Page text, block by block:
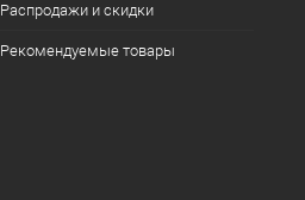
Распродажи и скидки
Рекомендуемые товары